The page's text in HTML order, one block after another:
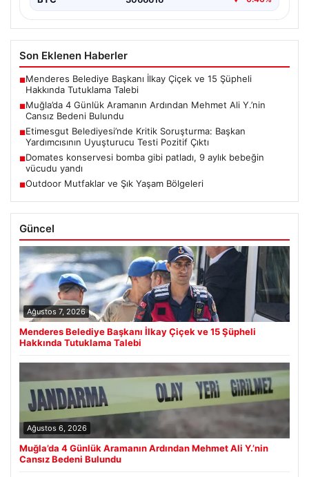
Son Eklenen Haberler
■Menderes Belediye Başkanı İlkay Çiçek ve 15 Şüpheli
Hakkında Tutuklama Talebi
■Muğla’da 4 Günlük Aramanın Ardından Mehmet Ali Y.’nin
Cansız Bedeni Bulundu
■Etimesgut Belediyesi’nde Kritik Soruşturma: Başkan
Yardımcısının Uyuşturucu Testi Pozitif Çıktı
■Domates konservesi bomba gibi patladı, 9 aylık bebeğin
vücudu yandı
■Outdoor Mutfaklar ve Şık Yaşam Bölgeleri
Güncel
Ağustos 7, 2026
Menderes Belediye Başkanı İlkay Çiçek ve 15 Şüpheli
Hakkında Tutuklama Talebi
Ağustos 6, 2026
Muğla’da 4 Günlük Aramanın Ardından Mehmet Ali Y.’nin
Cansız Bedeni Bulundu